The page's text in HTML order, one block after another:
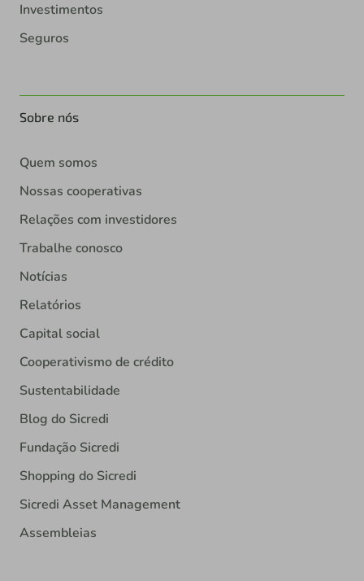
Investimentos
Seguros
Sobre nós
Quem somos
Nossas cooperativas
Relações com investidores
Trabalhe conosco
Notícias
Relatórios
Capital social
Cooperativismo de crédito
Sustentabilidade
Blog do Sicredi
Fundação Sicredi
Shopping do Sicredi
Sicredi Asset Management
Assembleias